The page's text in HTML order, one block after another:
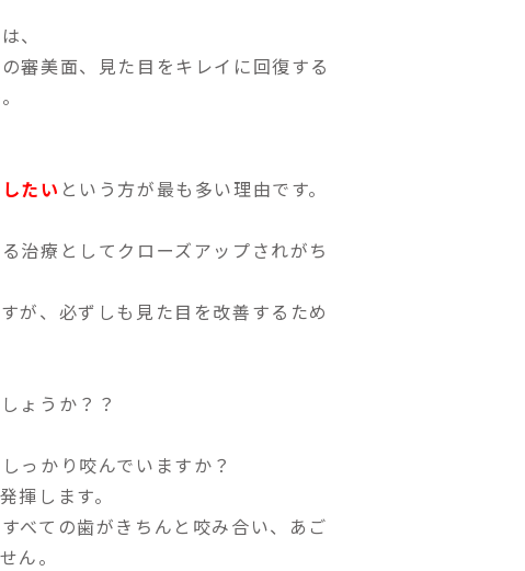
、
審美面、見た目をキレイに回復する
たい という方が最も多い理由です。
治療としてクローズアップされがち
が、必ずしも見た目を改善するため
ょうか？？
っかり咬んでいますか？
揮します。
べての歯がきちんと咬み合い、あご
ん。